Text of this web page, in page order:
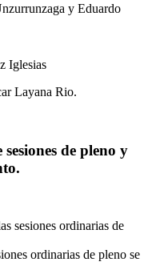
y Eduardo
Iglesias
Layana Rio.
de pleno y
sesiones ordinarias de
ordinarias de pleno se